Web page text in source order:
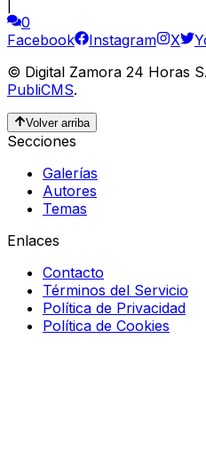
0
Facebook
Instagram X
© Digital Zamora 24 Horas
PubliCMS.
Volver arriba
Secciones
Galerías
Autores
Temas
Enlaces
Contacto
Términos del Servicio
Política de Privacidad
Política de Cookies